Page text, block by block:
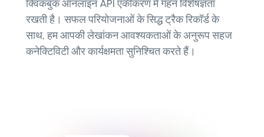
क्विकबुक ऑनलाइन API एकीकरण में गहन विशेषज्ञता
रखती है। सफल परियोजनाओं के सिद्ध ट्रैक रिकॉर्ड के
साथ, हम आपकी लेखांकन आवश्यकताओं के अनुरूप सहज
कनेक्टिविटी और कार्यक्षमता सुनिश्चित करते हैं।